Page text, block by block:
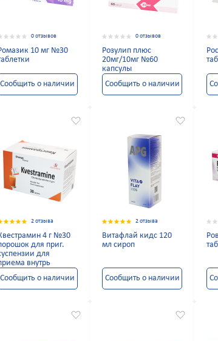
0 отзывов
10 мг №30
Сообщить о наличии
0 отзывов
Розулип плюс
20мг/10мг №60
капсулы
Сообщить о наличии
2 отзыва
4 г №30
для приг.
для
внутрь
Сообщить о наличии
2 отзыва
Витафлай кидс 120
мл сироп
Сообщить о наличии